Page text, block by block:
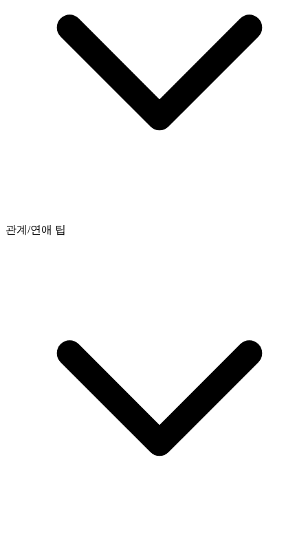
관계/연애 팁